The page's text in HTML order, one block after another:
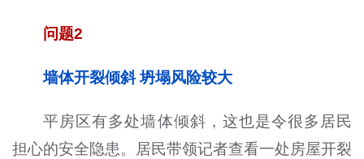
问题2
墙体开裂倾斜 坍塌风险较大
平房区有多处墙体倾斜，这也是令很多居民
担心的安全隐患。居民带领记者查看一处房屋开裂